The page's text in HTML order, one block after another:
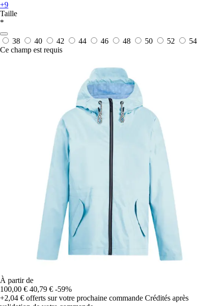
+9
Taille
*
38 40 42 44 46 48 50 52
54
Ce champ est requis
À partir de
100,00 € 40,79 € -59%
+2,04 € offerts sur votre prochaine commande Crédités après